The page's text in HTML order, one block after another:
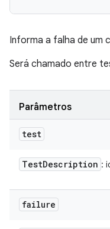
Informa a falha de um
Será chamado entre
Parâmetros
test
TestDescription :
failure